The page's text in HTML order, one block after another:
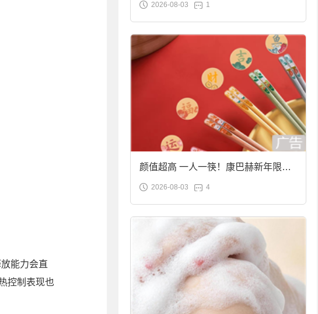
能力会直
控制表现也
袋装9.9元到手
2026-08-03 1
颜值超高 一人一筷！康巴赫新年限定
合金筷子大促：19.9元
2026-08-03 4